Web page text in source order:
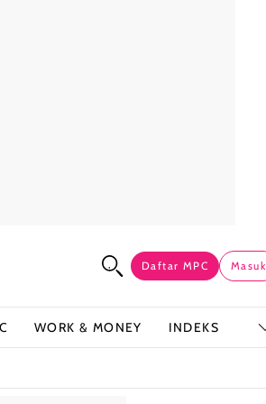
Daftar MPC Masuk
WORK & MONEY INDEKS